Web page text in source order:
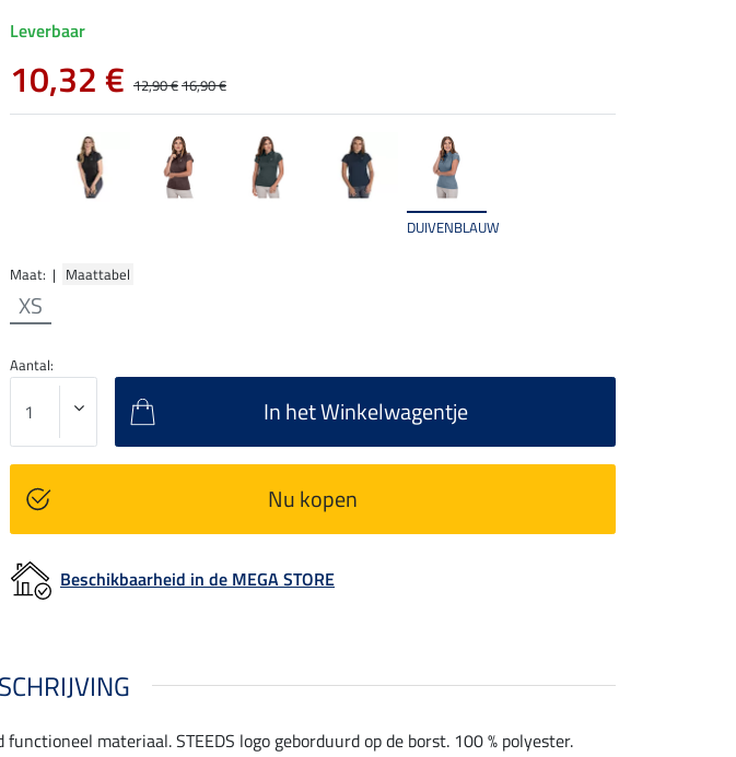
DUIVENBLAUW
Maat: | Maattabel
XS
Leverbaar
10,32 € 12,90 €16,90 €
Aantal:
In het Winkelwagentje
Nu kopen
Beschikbaarheid in de MEGA STORE
materiaal. STEEDS logo geborduurd op de borst. 100 % polyester.